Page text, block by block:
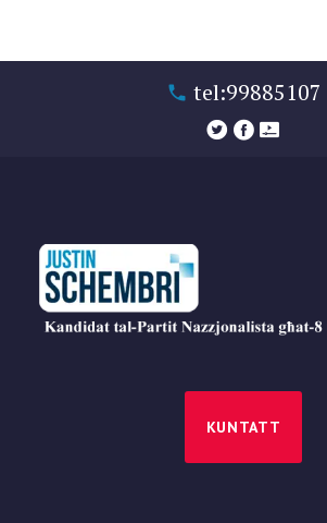
tel:99885107
KUNTATT